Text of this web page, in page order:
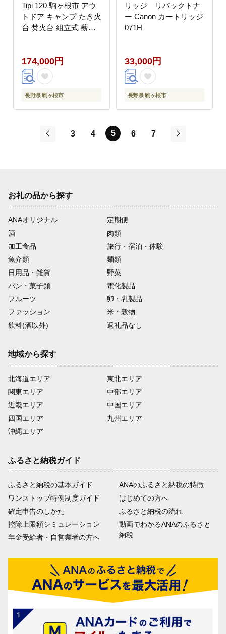
Tipi 120 駒ヶ根市 アウ
トドア キャンプ たき火
台 焚火台 組立式 薪ス
174,000円
長野県 駒ヶ根市
リッジ リパックトナ
ー Canon カートリッジ
071H
33,000円
長野県 駒ヶ根市
3 4 5 6
7
お礼の品から探す
ANAオリジナル
定期便
酒
肉類
加工食品
旅行・宿泊・体験
魚介類
麺類
日用品・雑貨
野菜
パン・菓子類
電化製品
フルーツ
卵・乳製品
ファッション
米・穀物
飲料(酒以外)
返礼品なし
地域から探す
北海道エリア
関東エリア
近畿エリア
四国エリア
沖縄エリア
東北エリア
中部エリア
中国エリア
九州エリア
ふるさと納税ガイド
ふるさと納税の基本ガイド
ワンストップ特例制度ガイド
確定申告のしかた
控除上限額シミュレーション
年金受給者・自営業者の方へ
ANAのふるさと納税の特徴
はじめての方へ
ふるさと納税の流れ
動画でわかるANAのふるさと
納税